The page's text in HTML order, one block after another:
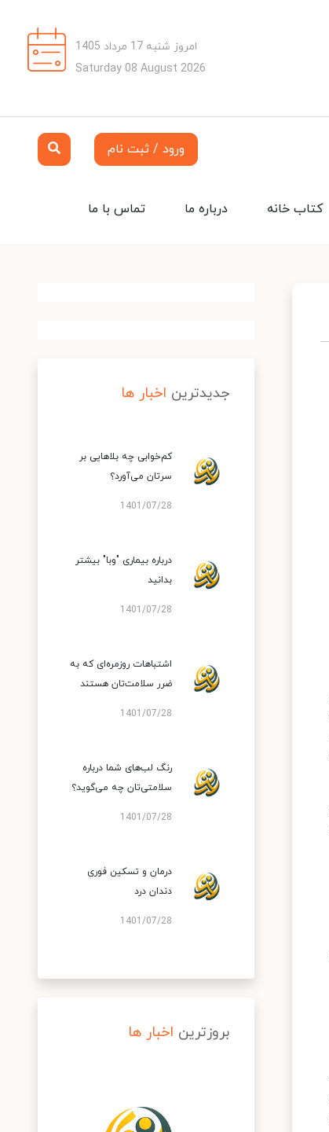
امروز شنبه 17 مرداد 1405
Saturday 08 August 2026
ورود / ثبت نام
تماس با ما درباره ما کتاب خانه
جدیدترین اخبار ها
کم‌خوابی چه بلاهایی بر
سرتان می‌آورد؟
1401/07/28
درباره بیماری "وبا" بیشتر
بدانید
1401/07/28
اشتباهات روزمره‌ای که به
ضرر سلامت‌تان هستند
1401/07/28
رنگ لب‌های شما درباره
سلامتی‌تان چه می‌گوید؟
1401/07/28
درمان و تسکین فوری
دندان درد
1401/07/28
بروزترین اخبار ها